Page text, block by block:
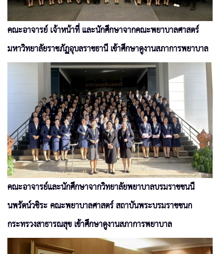
คณะอาจารย์ เจ้าหน้าที่ และนักศึกษาจากคณะพยาบาลศาสตร์
มหาวิทยาลัยราชภัฏอุบลราชธานี เข้าศึกษาดูงานสภาการพยาบาล
คณะอาจารย์และนักศึกษาจากวิทยาลัยพยาบาลบรมราชชนนี
นพรัตน์วชิระ คณะพยาบาลศาสตร์ สถาบันพระบรมราชชนก
กระทรวงสาธารณสุข เข้าศึกษาดูงานสภาการพยาบาล